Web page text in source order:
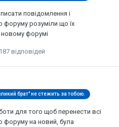
повідомлення і
форуму розуміли що їх
новому форумі
відповідей
брат" не стежить за тобою.
для того щоб перенести всі
форуму на новий, була